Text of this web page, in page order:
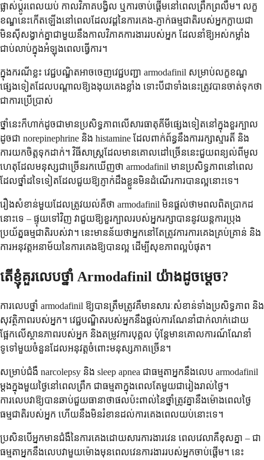
ផ្លាស់ប្តូរពេលយប់ កាលវិភាគបង្វិល ឬការចាប់ផ្តើមនៅពេលព្រឹកព្រលឹម។ លក្ខ
ខណ្ឌនេះកើតឡើងនៅពេលដែលវដ្តនៃការគេង-ភ្ញាក់ធម្មជាតិរបស់អ្នកក្លាយជា
មិនស៊ីសង្វាក់គ្នាជាមួយនឹងកាលវិភាគការងាររបស់អ្នក ដែលនាំឱ្យអស់កម្លាំង
ជាប់លាប់ក្នុងអំឡុងពេលធ្វើការ។
ក្នុងករណីខ្លះ វេជ្ជបណ្ឌិតអាចចេញវេជ្ជបញ្ជា armodafinil សម្រាប់លក្ខខណ្ឌ
ផ្សេងទៀតដែលបណ្តាលឱ្យងងុយគេងខ្លាំង ទោះបីជាទាំងនេះត្រូវបានចាត់ទុកថា
ជាការប្រើប្រាស់
ថ្នាំនេះក៏ហាក់ដូចជាមានប្រសិទ្ធភាពលើសារធាតុគីមីផ្សេងទៀតនៅក្នុងខួរក្បាល
ដូចជា norepinephrine និង histamine ដែលពាក់ព័ន្ធនឹងការរក្សាស្មារតី និង
ការយកចិត្តទុកដាក់។ វិធីសាស្ត្រដែលមានគោលដៅច្រើននេះជួយពន្យល់ពីមូល
ហេតុដែលមនុស្សជាច្រើនរកឃើញថា armodafinil មានប្រសិទ្ធភាពនៅពេល
ដែលថ្នាំដទៃទៀតដែលជួយឱ្យភ្ញាក់ដឹងខ្លួនមិនដំណើរការបានល្អនោះទេ។
រឿងសំខាន់មួយដែលត្រូវយល់គឺថា armodafinil មិនផ្តល់ថាមពលពិតប្រាកដ
នោះទេ – ផ្ទុយទៅវិញ វាជួយឱ្យខួរក្បាលរបស់អ្នករក្សាបាននូវយន្តការប្រុង
ប្រយ័ត្នធម្មជាតិរបស់វា។ នេះមានន័យថាអ្នកនៅតែត្រូវការការគេងគ្រប់គ្រាន់ និង
ការអនុវត្តអនាម័យនៃការគេងឱ្យបានល្អ ដើម្បីសុខភាពល្អបំផុត។
តើខ្ញុំគួរលេបថ្នាំ Armodafinil យ៉ាងដូចម្តេច?
ការលេបថ្នាំ armodafinil ឱ្យបានត្រឹមត្រូវគឺមានសារៈសំខាន់ទាំងប្រសិទ្ធភាព និង
សុវត្ថិភាពរបស់អ្នក។ វេជ្ជបណ្ឌិតរបស់អ្នកនឹងផ្តល់ការណែនាំជាក់លាក់ដោយ
ផ្អែកលើស្ថានភាពរបស់អ្នក និងតម្រូវការបុគ្គល ប៉ុន្តែមានគោលការណ៍ណែនាំ
ទូទៅមួយចំនួនដែលអនុវត្តចំពោះមនុស្សភាគច្រើន។
សម្រាប់ជំងឺ narcolepsy និង sleep apnea ជាធម្មតាអ្នកនឹងលេប armodafinil
ម្តងក្នុងមួយថ្ងៃនៅពេលព្រឹក ជាធម្មតាក្នុងពេលតែមួយជារៀងរាល់ថ្ងៃ។
ការលេបវាឱ្យបានឆាប់ជួយធានាថាផលប៉ះពាល់នៃថ្នាំត្រូវគ្នានឹងម៉ោងពេលថ្ងៃ
ធម្មជាតិរបស់អ្នក ហើយនឹងមិនរំខានដល់ការគេងពេលយប់នោះទេ។
ប្រសិនបើអ្នកមានជំងឺនៃការគេងដោយសារការងារវេន ពេលវេលាគឺខុសគ្នា – ជា
ធម្មតាអ្នកនឹងលេបវាមួយម៉ោងមុនពេលវេនការងាររបស់អ្នកចាប់ផ្តើម។ នេះ